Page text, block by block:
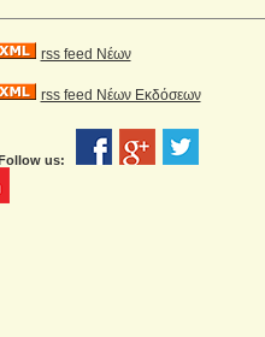
rss feed Νέων
rss feed Νέων Εκδόσεων
us: